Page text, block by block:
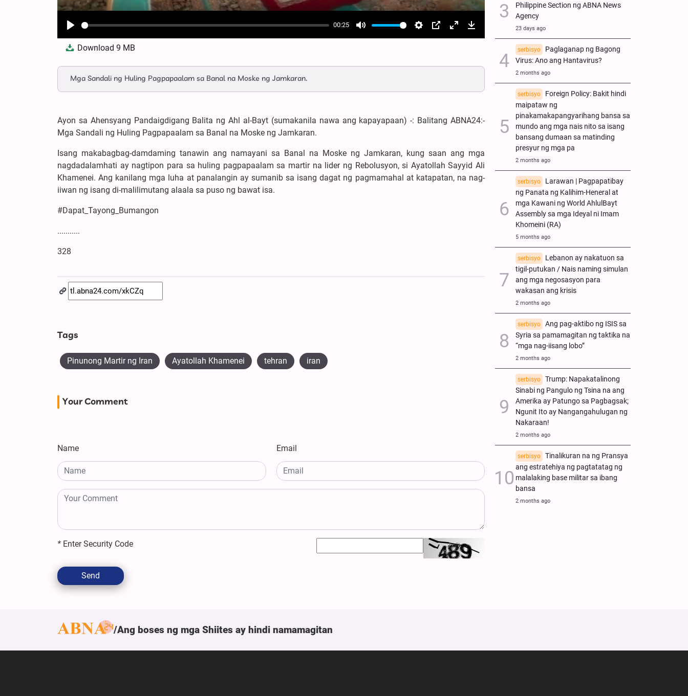
Play
00:25
Mute Settings
PIP EnterDownload
Download9 MB
Mga Sandali ng Huling Pagpapaalam sa Banal na Moske ng Jamkaran.
Ayon sa Ahensyang Pandaigdigang Balita ng Ahl al-Bayt (sumakanila nawa ang kapayapaan) -: Balitang ABNA24:-
Mga Sandali ng Huling Pagpapaalam sa Banal na Moske ng Jamkaran.
Isang makabagbag-damdaming tanawin ang namayani sa Banal na Moske ng Jamkaran, kung saan ang mga
nagdadalamhati ay nagtipon para sa huling pagpapaalam sa martir na lider ng Rebolusyon, si Ayatollah Sayyid Ali
Khamenei. Ang kanilang mga luha at panalangin ay sumanib sa isang dagat ng pagmamahal at katapatan, na nag-
iiwan ng isang di-malilimutang alaala sa puso ng bawat isa.
#Dapat_Tayong_Bumangon
...........
328
Tags
Pinunong Martir ng Iran Ayatollah Khamenei tehran iran
Your Comment
Name Email
* Enter Security Code
Send
Philippine Section ng ABNA News
Agency
23 days ago
serbisyo
Paglaganap ng Bagong
Virus: Ano ang Hantavirus?
2 months ago
serbisyo
Foreign Policy: Bakit hindi
maipataw ng
pinakamakapangyarihang bansa sa
mundo ang mga nais nito sa isang
bansang dumaan sa matinding
presyur ng mga pa
2 months ago
serbisyo
Larawan | Pagpapatibay
ng Panata ng Kalihim-Heneral at
mga Kawani ng World AhlulBayt
Assembly sa mga Ideyal ni Imam
Khomeini (RA)
5 months ago
serbisyo
Lebanon ay nakatuon sa
tigil-putukan / Nais naming simulan
ang mga negosasyon para
wakasan ang krisis
2 months ago
serbisyo
Ang pag-aktibo ng ISIS sa
Syria sa pamamagitan ng taktika na
“mga nag-iisang lobo”
2 months ago
serbisyo
Trump: Napakatalinong
Sinabi ng Pangulo ng Tsina na ang
Amerika ay Patungo sa Pagbagsak;
Ngunit Ito ay Nangangahulugan ng
Nakaraan!
2 months ago
serbisyo
Tinalikuran na ng Pransya
ang estratehiya ng pagtatatag ng
malalaking base militar sa ibang
bansa
2 months ago
Ang boses ng mga Shiites ay hindi namamagitan